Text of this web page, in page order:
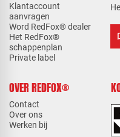
Klantaccount
aanvragen
Word RedFox® dealer
Het RedFox®
schappenplan
Private label
OVER REDFOX®
Contact
Over ons
Werken bij